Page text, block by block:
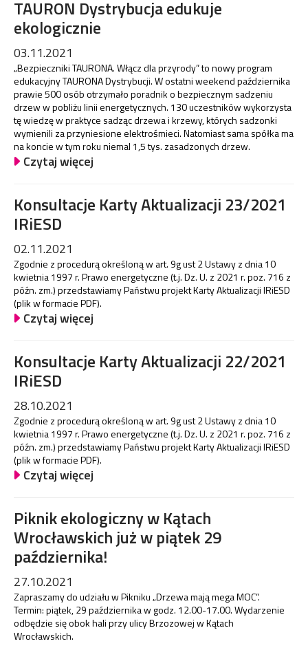
TAURON Dystrybucja edukuje
ekologicznie
03.11.2021
„Bezpieczniki TAURONA. Włącz dla przyrody” to nowy program
edukacyjny TAURONA Dystrybucji. W ostatni weekend października
prawie 500 osób otrzymało poradnik o bezpiecznym sadzeniu
drzew w pobliżu linii energetycznych. 130 uczestników wykorzysta
tę wiedzę w praktyce sadząc drzewa i krzewy, których sadzonki
wymienili za przyniesione elektrośmieci. Natomiast sama spółka ma
na koncie w tym roku niemal 1,5 tys. zasadzonych drzew.
Czytaj więcej
Konsultacje Karty Aktualizacji 23/2021
IRiESD
02.11.2021
Zgodnie z procedurą określoną w art. 9g ust 2 Ustawy z dnia 10
kwietnia 1997 r. Prawo energetyczne (t.j. Dz. U. z 2021 r. poz. 716 z
późn. zm.) przedstawiamy Państwu projekt Karty Aktualizacji IRiESD
(plik w formacie PDF).
Czytaj więcej
Konsultacje Karty Aktualizacji 22/2021
IRiESD
28.10.2021
Zgodnie z procedurą określoną w art. 9g ust 2 Ustawy z dnia 10
kwietnia 1997 r. Prawo energetyczne (t.j. Dz. U. z 2021 r. poz. 716 z
późn. zm.) przedstawiamy Państwu projekt Karty Aktualizacji IRiESD
(plik w formacie PDF).
Czytaj więcej
Piknik ekologiczny w Kątach
Wrocławskich już w piątek 29
października!
27.10.2021
Zapraszamy do udziału w Pikniku „Drzewa mają mega MOC”.
Termin: piątek, 29 października w godz. 12.00-17.00. Wydarzenie
odbędzie się obok hali przy ulicy Brzozowej w Kątach
Wrocławskich.